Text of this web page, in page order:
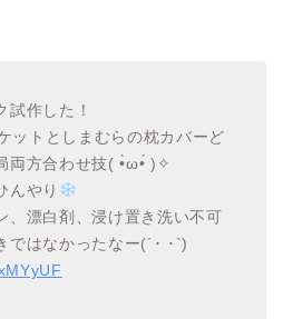
試作した！
ットとしまむらの枕カバーど
両方合わせ技( •̀ω•́ )✧
んやり
、漂白剤、浸け置き洗い不可
ではなかったなー(´･ ･`)